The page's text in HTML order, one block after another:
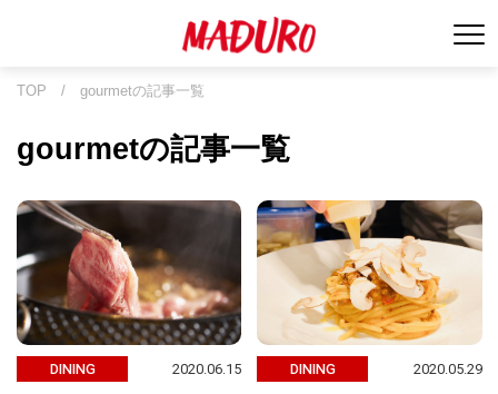
TOP / gourmetの記事一覧
gourmetの記事一覧
DINING 2020.06.15 DINING 2020.05.29